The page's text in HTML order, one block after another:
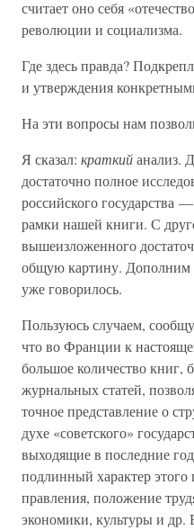
считает оно себя
революции и социализма.
Где здесь правда?
и утверждения
На эти вопросы нам
Я сказал: краткийанализ.
достаточно полное
российского государства
рамки нашей книги. С
вышеизложенного
общую картину. Дополним
уже говорилось.
Пользуюсь случаем,
что во Франции к
большое количество книг,
журнальных статей,
точное представление о
духе «советского»
выходящие в последние
подлинный характер этого
правления, положение
экономики, культуры и др.